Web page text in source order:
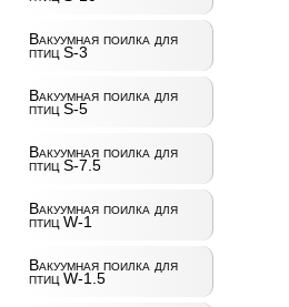
Вакуумная поилка для
птиц S-3
Вакуумная поилка для
птиц S-5
Вакуумная поилка для
птиц S-7.5
Вакуумная поилка для
птиц W-1
Вакуумная поилка для
птиц W-1.5